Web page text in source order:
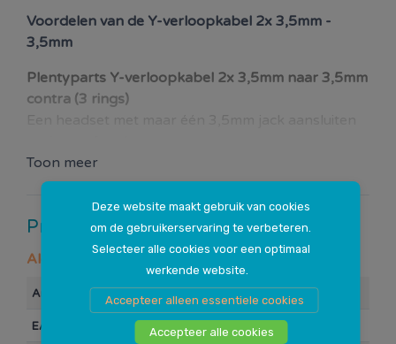
Deze website maakt gebruik van cookies
om de gebruikerservaring te verbeteren.
Selecteer alle cookies voor een optimaal
werkende website.
Accepteer alleen essentiele cookies
Accepteer alle cookies
Voordelen van de Y-verloopkabel 2x 3,5mm -
3,5mm
Plentyparts Y-verloopkabel 2x 3,5mm naar 3,5mm
contra (3 rings)
aansluitingen voor geluid en microfoon.
De o.a. smartphone headset (oortjes) zijn
uitgevoerd met één 3,5mm jack aansluitiging met
dit verloopje kan je deze headsets gebruiken op
bijna alle apparaten.
Dáárom kies je voor Plentyparts Huismerk:
Toon meer
Productspecificaties
Algemeen
Artikelnummer 101481
EAN Barcode 8719481751173